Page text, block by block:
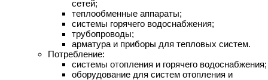
сетей;
теплообменные аппараты;
системы горячего водоснабжения;
трубопроводы;
арматура и приборы для тепловых систем.
Потребление:
системы отопления и горячего водоснабжения;
оборудование для систем отопления и